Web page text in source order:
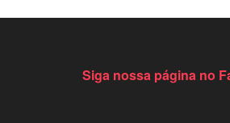
Siga nossa página no